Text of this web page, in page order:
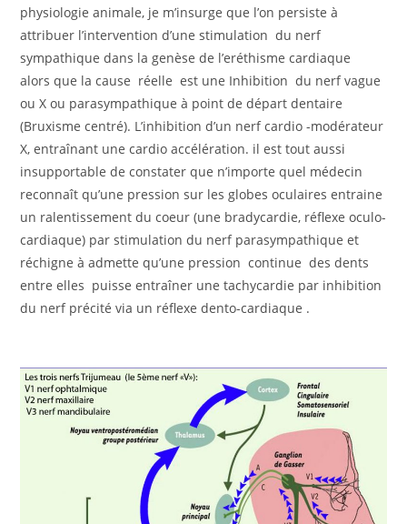
physiologie animale, je m’insurge que l’on persiste à
attribuer l’intervention d’une stimulation du nerf
sympathique dans la genèse de l’eréthisme cardiaque
alors que la cause réelle est une Inhibition du nerf vague
ou X ou parasympathique à point de départ dentaire
(Bruxisme centré). L’inhibition d’un nerf cardio -modérateur
X, entraînant une cardio accélération. il est tout aussi
insupportable de constater que n’importe quel médecin
reconnaît qu’une pression sur les globes oculaires entraine
un ralentissement du coeur (une bradycardie, réflexe oculo-
cardiaque) par stimulation du nerf parasympathique et
réchigne à admette qu’une pression continue des dents
entre elles puisse entraîner une tachycardie par inhibition
du nerf précité via un réflexe dento-cardiaque .